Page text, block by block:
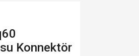
Konnektör